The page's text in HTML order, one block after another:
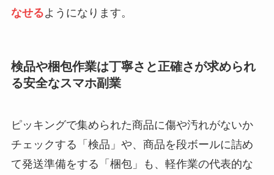
なせるようになります。
検品や梱包作業は丁寧さと正確さが求められ
る安全なスマホ副業
ピッキングで集められた商品に傷や汚れがないか
チェックする「検品」や、商品を段ボールに詰め
て発送準備をする「梱包」も、軽作業の代表的な